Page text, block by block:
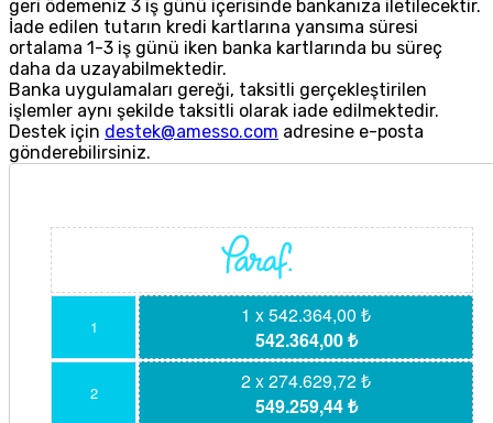
geri ödemeniz 3 iş günü içerisinde bankanıza iletilecektir.
İade edilen tutarın kredi kartlarına yansıma süresi
ortalama 1-3 iş günü iken banka kartlarında bu süreç
daha da uzayabilmektedir.
Banka uygulamaları gereği, taksitli gerçekleştirilen
işlemler aynı şekilde taksitli olarak iade edilmektedir.
Destek için destek@amesso.com adresine e-posta
gönderebilirsiniz.
1
1 x 542.364,00 ₺
542.364,00 ₺
2
2 x 274.629,72 ₺
549.259,44 ₺